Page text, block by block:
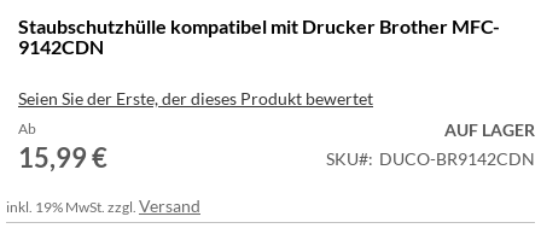
Anfang
der
springen
Staubschutzhülle kompatibel mit Drucker Brother MFC-
9142CDN
Seien Sie der Erste, der dieses Produkt bewertet
Ab
15,99 €
AUF LAGER
SKU
DUCO-BR9142CDN
inkl. 19% MwSt. zzgl. Versand